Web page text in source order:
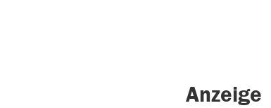
Anzeige